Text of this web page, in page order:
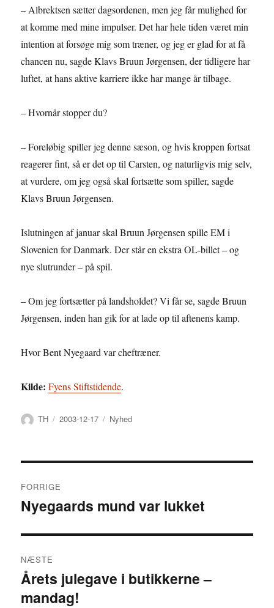
– Albrektsen sætter dagsordenen, men jeg får mulighed for
at komme med mine impulser. Det har hele tiden været min
intention at forsøge mig som træner, og jeg er glad for at få
chancen nu, sagde Klavs Bruun Jørgensen, der tidligere har
luftet, at hans aktive karriere ikke har mange år tilbage.
– Hvornår stopper du?
– Foreløbig spiller jeg denne sæson, og hvis kroppen fortsat
reagerer fint, så er det op til Carsten, og naturligvis mig selv,
at vurdere, om jeg også skal fortsætte som spiller, sagde
Klavs Bruun Jørgensen.
Islutningen af januar skal Bruun Jørgensen spille EM i
Slovenien for Danmark. Der står en ekstra OL-billet – og
nye slutrunder – på spil.
– Om jeg fortsætter på landsholdet? Vi får se, sagde Bruun
Jørgensen, inden han gik for at lade op til aftenens kamp.
Hvor Bent Nyegaard var cheftræner.
Kilde: Fyens Stiftstidende.
Forfatter
TH Udgivet
2003-12-17 Kategorier
Nyhed
FORRIGE
Forrige
Nyegaards mund var lukket
NÆSTE
Næste
indlæg:
Årets julegave i butikkerne –
mandag!